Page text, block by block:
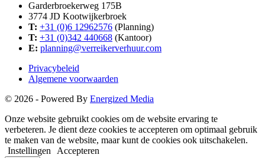
Garderbroekerweg 175B
3774 JD Kootwijkerbroek
T: +31 (0)6 12962576 (Planning)
T: +31 (0)342 440668 (Kantoor)
E: planning@verreikerverhuur.com
Privacybeleid
Algemene voorwaarden
© 2026 - Powered By Energized Media
Onze website gebruikt cookies om de website ervaring te
verbeteren. Je dient deze cookies te accepteren om optimaal gebruik
te maken van de website, maar kunt de cookies ook uitschakelen.
Instellingen
Accepteren